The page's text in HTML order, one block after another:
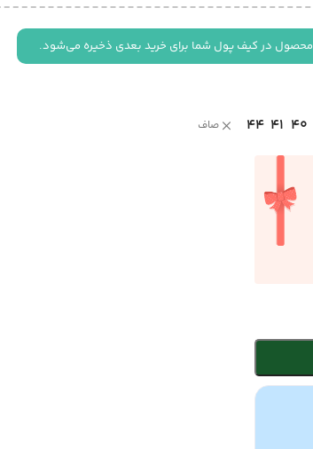
محصول در کیف پول شما برای خرید بعدی ذخیره می‌شود.
40
41
44 صاف